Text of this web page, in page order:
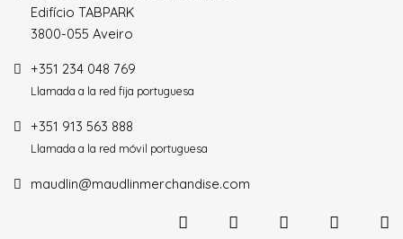
Edifício TABPARK
3800-055 Aveiro
+351 234 048 769
Llamada a la red fija portuguesa
+351 913 563 888
Llamada a la red móvil portuguesa
maudlin@maudlinmerchandise.com